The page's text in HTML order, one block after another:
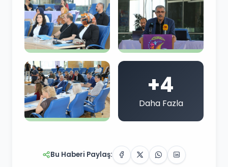
+4
Daha Fazla
Bu Haberi Paylaş: